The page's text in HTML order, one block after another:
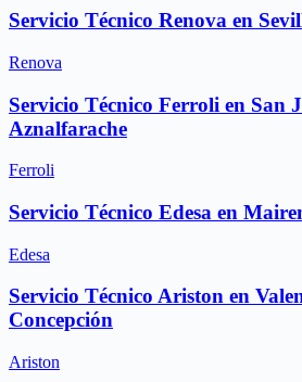
Servicio Técnico Renova en
Renova
Servicio Técnico Ferroli en San
Aznalfarache
Ferroli
Servicio Técnico Edesa en
Edesa
Servicio Técnico Ariston en
Concepción
Ariston